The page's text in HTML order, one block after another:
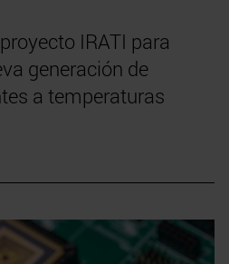
IRATI para
generación de
a temperaturas